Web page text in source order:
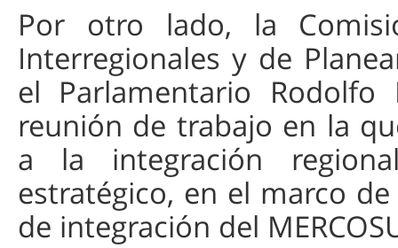
Por otro lado, la
Interregionales y de
el Parlamentario Rodolfo
reunión de trabajo en la
a la integración
estratégico, en el marco
de integración del